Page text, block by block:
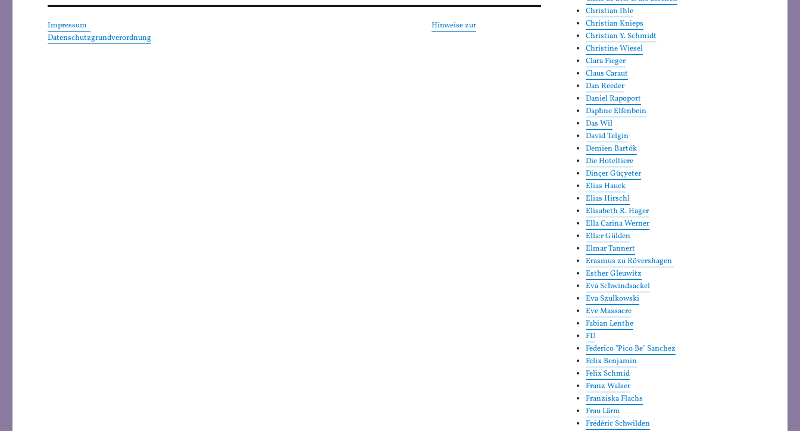
Impressum
Hinweise zur
Datenschutzgrundverordnung
Christian Ihle
Christian Knieps
Christian Y. Schmidt
Christine Wiesel
Clara Fieger
Claus Caraut
Dan Reeder
Daniel Rapoport
Daphne Elfenbein
Das Wil
David Telgin
Demien Bartók
Die Hoteltiere
Dinçer Güçyeter
Elias Hauck
Elias Hirschl
Elisabeth R. Hager
Ella Carina Werner
Ella:r Gülden
Elmar Tannert
Erasmus zu Rövershagen
Esther Gleuwitz
Eva Schwindsackel
Eva Szulkowski
Eve Massacre
Fabian Lenthe
FD
Federico "Pico Be" Sanchez
Felix Benjamin
Felix Schmid
Franz Walser
Franziska Flachs
Frau Lärm
Frédéric Schwilden